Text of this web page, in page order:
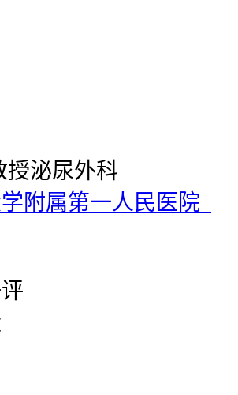
授泌尿外科
附属第一人民医院